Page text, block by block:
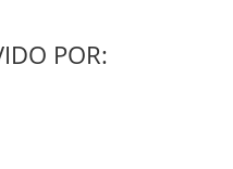
POR: